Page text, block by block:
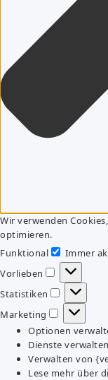
Wir verwenden
optimieren.
Funktional
Immer
Vorlieben
Vorlieben
Statistiken
Marketing
Marketing
Optionen
Dienste verwalten
Verwalten von
Lese mehr über